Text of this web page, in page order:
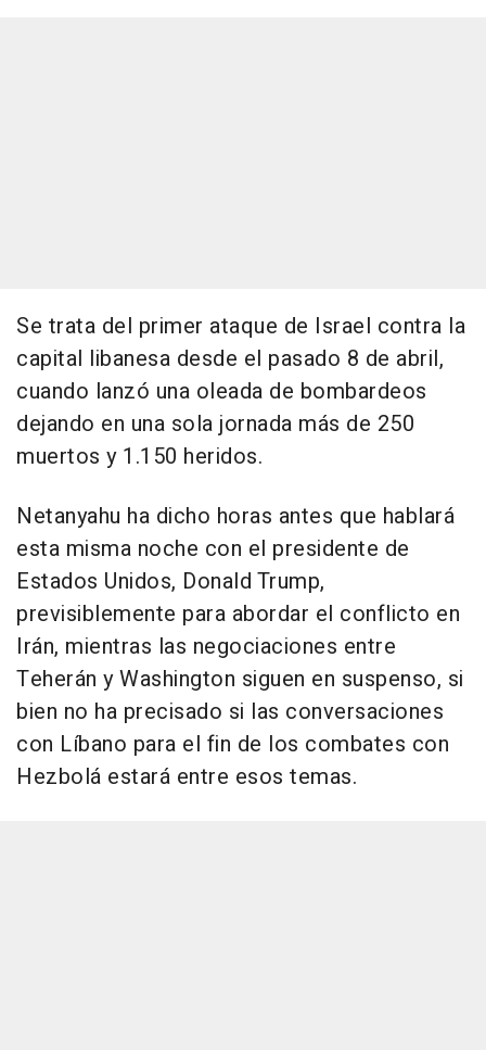
Se trata del primer ataque de Israel contra la
capital libanesa desde el pasado 8 de abril,
cuando lanzó una oleada de bombardeos
dejando en una sola jornada más de 250
muertos y 1.150 heridos.
Netanyahu ha dicho horas antes que hablará
esta misma noche con el presidente de
Estados Unidos, Donald Trump,
previsiblemente para abordar el conflicto en
Irán, mientras las negociaciones entre
Teherán y Washington siguen en suspenso, si
bien no ha precisado si las conversaciones
con Líbano para el fin de los combates con
Hezbolá estará entre esos temas.